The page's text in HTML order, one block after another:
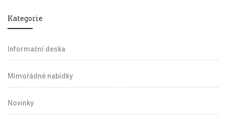
Kategorie
Informační deska
Mimořádné nabídky
Novinky